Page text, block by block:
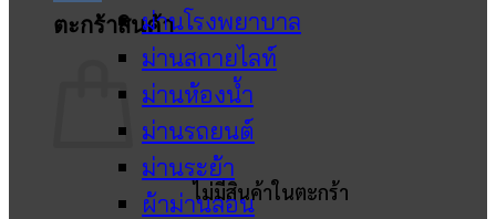
ตะกร้าสินค้า
ไม่มีสินค้าในตะกร้า
ม่านโรงพยาบาล
ม่านสกายไลท์
ม่านห้องน้ำ
ม่านรถยนต์
ม่านระย้า
ผ้าม่านลอน